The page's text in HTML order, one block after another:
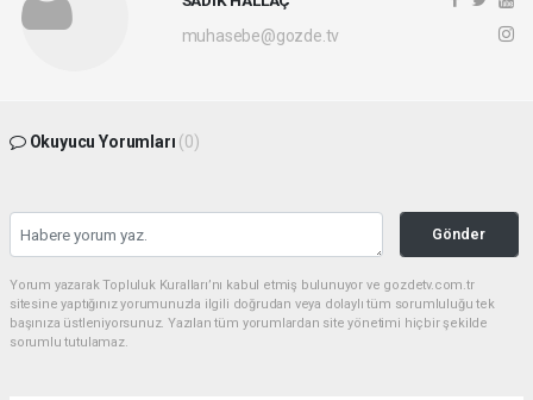
muhasebe@gozde.tv
Okuyucu Yorumları (0)
Gönder
Yorum yazarak Topluluk Kuralları’nı kabul etmiş bulunuyor ve gozdetv.com.tr
sitesine yaptığınız yorumunuzla ilgili doğrudan veya dolaylı tüm sorumluluğu tek
başınıza üstleniyorsunuz. Yazılan tüm yorumlardan site yönetimi hiçbir şekilde
sorumlu tutulamaz.